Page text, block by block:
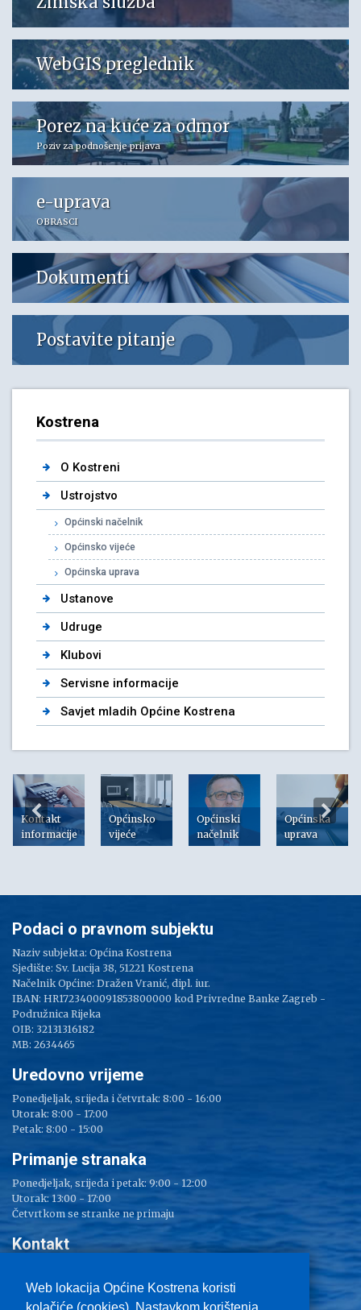
WebGIS preglednik
Porez na kuće za odmor
Poziv za podnošenje prijava
e-uprava
OBRASCI
Dokumenti
Postavite pitanje
Kostrena
O Kostreni
Ustrojstvo
Općinski načelnik
Općinsko vijeće
Općinska uprava
Ustanove
Udruge
Klubovi
Servisne informacije
Savjet mladih Općine Kostrena
Kontakt
informacije
Općinsko
vijeće
Općinski
načelnik
Općinska
uprava
Web lokacija Općine Kostrena koristi
kolačiće (cookies). Nastavkom korištenja
Podaci o pravnom subjektu
Naziv subjekta: Općina Kostrena
Sjedište: Sv. Lucija 38, 51221 Kostrena
Načelnik Općine: Dražen Vranić, dipl. iur.
IBAN: HR1723400091853800000 kod Privredne Banke Zagreb -
Podružnica Rijeka
OIB: 32131316182
MB: 2634465
Uredovno vrijeme
Ponedjeljak, srijeda i četvrtak: 8:00 - 16:00
Utorak: 8:00 - 17:00
Petak: 8:00 - 15:00
Primanje stranaka
Ponedjeljak, srijeda i petak: 9:00 - 12:00
Utorak: 13:00 - 17:00
Četvrtkom se stranke ne primaju
Kontakt
Tel: 051/ 209 000
Fax: 051/ 289 400